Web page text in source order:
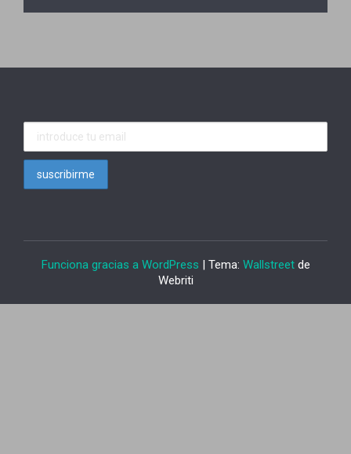
Funciona gracias a WordPress | Tema: Wallstreetde
Webriti